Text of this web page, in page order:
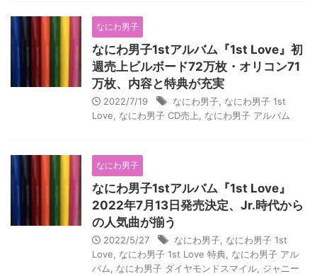
なにわ男子
なにわ男子1stアルバム『1st Love』初
週売上ビルボード72万枚・オリコン71
万枚、内容と特典が充実
2022/7/19 なにわ男子 なにわ男子 1st
Love
なにわ男子 CD売上 なにわ男子 アルバム
なにわ男子
なにわ男子1stアルバム『1st Love』
2022年7月13日発売決定、Jr.時代から
の人気曲が揃う
2022/5/27 なにわ男子 なにわ男子 1st
Love
なにわ男子 1st Love 特典 なにわ男子 アル
バム
なにわ男子 ダイヤモンドスマイル ジャニー